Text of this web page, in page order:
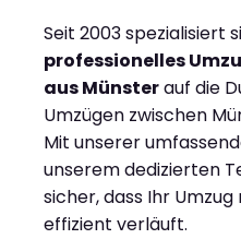
Seit 2003 spezialisiert
professionelles
aus Münsterauf die
Umzügen zwischen
Mit unserer
unserem dedizierten
sicher, dass Ihr
effizient verläuft.